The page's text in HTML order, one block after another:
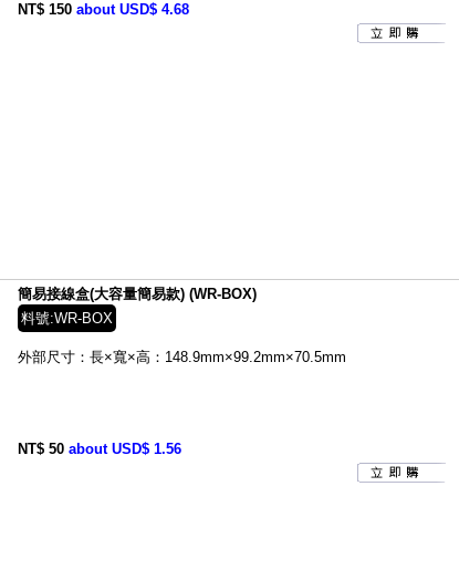
NT$ 150 about USD$ 4.68
簡易接線盒(大容量簡易款) (WR-BOX)
料號:WR-BOX
外部尺寸： 長×寬×高：148.9mm×99.2mm×70.5mm
NT$ 50 about USD$ 1.56